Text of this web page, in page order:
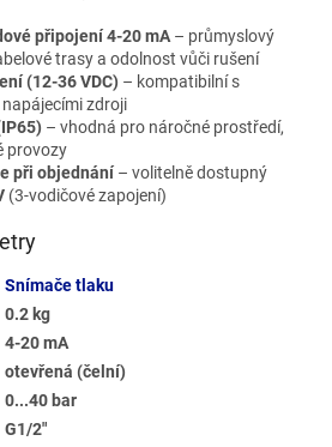
připojení 4-20 mA – průmyslový
trasy a odolnost vůči rušení
(12-36 VDC) – kompatibilní s
zdroji
– vhodná pro náročné prostředí,
provozy
při objednání – volitelně dostupný
(3-vodičové zapojení)
Snímače tlaku
0.2 kg
4-20 mA
otevřená (čelní)
0...40 bar
G1/2"